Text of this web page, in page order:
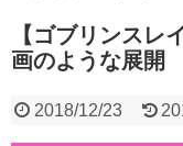
【ゴブリンスレ
画のような展開
2018/12/23